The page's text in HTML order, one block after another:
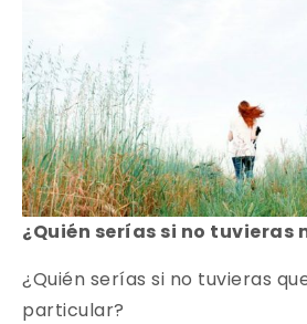
¿Quién serías si no tuvieras
¿Quién serías si no tuvieras
particular?